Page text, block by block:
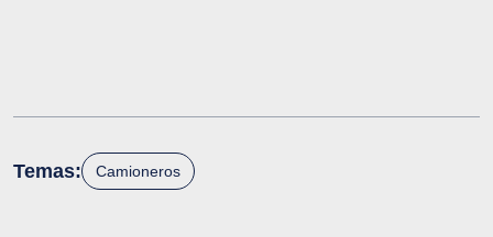
Temas: Camioneros